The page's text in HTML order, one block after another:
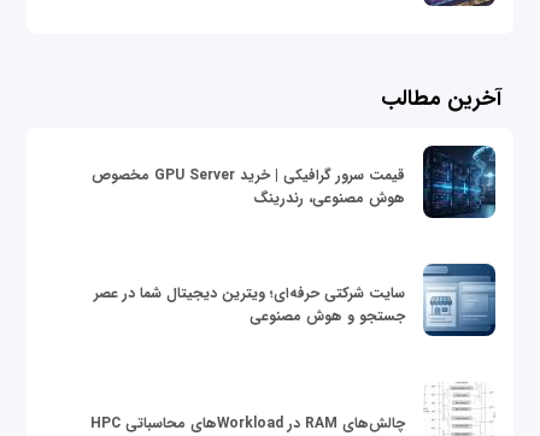
آخرین مطالب
قیمت سرور گرافیکی | خرید GPU Server مخصوص
هوش مصنوعی، رندرینگ
سایت شرکتی حرفه‌ای؛ ویترین دیجیتال شما در عصر
جستجو و هوش مصنوعی
چالش‌های RAM در Workloadهای محاسباتی HPC